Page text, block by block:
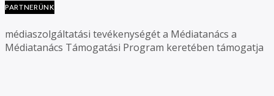
PARTNERÜNK
médiaszolgáltatási tevékenységét a Médiatanács a
Médiatanács Támogatási Program keretében támogatja